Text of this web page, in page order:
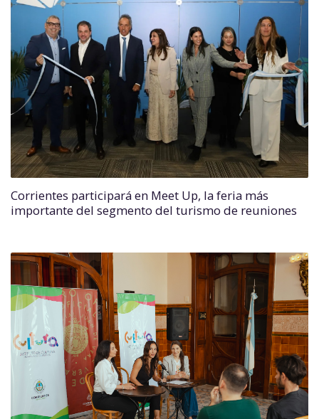
Corrientes participará en Meet Up, la feria más
importante del segmento del turismo de reuniones